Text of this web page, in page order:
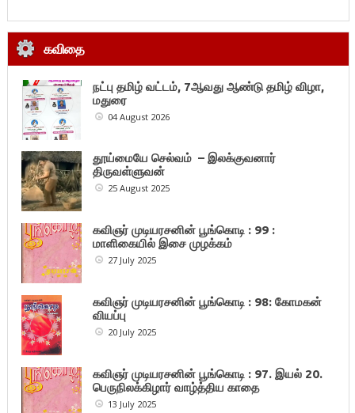
கவிதை
நட்பு தமிழ் வட்டம், 7ஆவது ஆண்டு தமிழ் விழா,
மதுரை
04 August 2026
தூய்மையே செல்வம் – இலக்குவனார்
திருவள்ளுவன்
25 August 2025
கவிஞர் முடியரசனின் பூங்கொடி : 99 :
மாளிகையில் இசை முழக்கம்
27 July 2025
கவிஞர் முடியரசனின் பூங்கொடி : 98: கோமகன்
வியப்பு
20 July 2025
கவிஞர் முடியரசனின் பூங்கொடி : 97. இயல் 20.
பெருநிலக்கிழார் வாழ்த்திய காதை
13 July 2025